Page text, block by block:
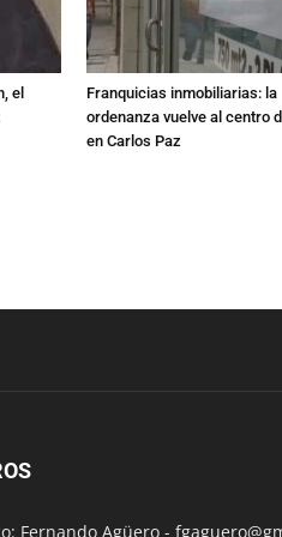
el
Franquicias inmobiliarias: la
ordenanza vuelve al centro
en Carlos Paz
Fernando Agüero -